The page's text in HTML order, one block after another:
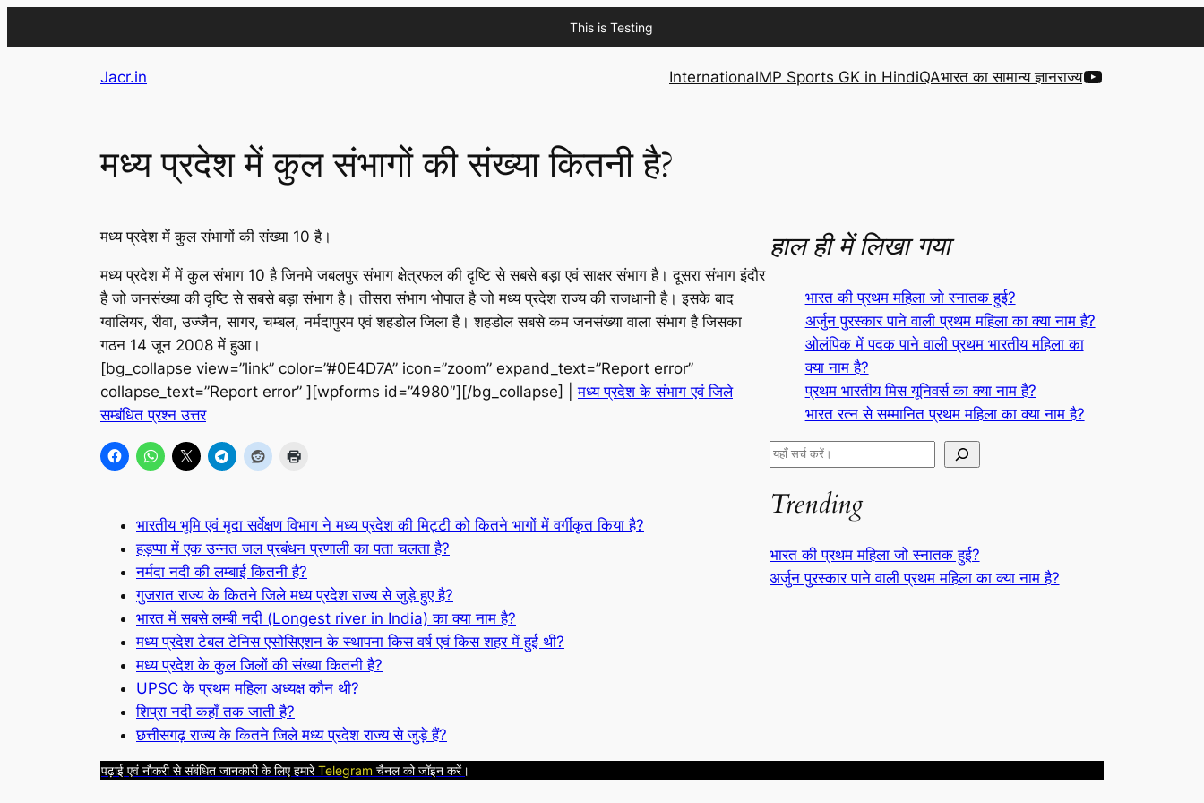
This is Testing
Jacr.in InternationalMP Sports GK in HindiQAभारत का सामान्य ज्ञानराज्यYouTube
मध्य प्रदेश में कुल संभागों की संख्या कितनी है?
मध्य प्रदेश में कुल संभागों की संख्या 10 है।
मध्य प्रदेश में में कुल संभाग 10 है जिनमे जबलपुर संभाग क्षेत्रफल की दृष्टि से सबसे बड़ा एवं साक्षर संभाग है। दूसरा संभाग इंदौर
है जो जनसंख्या की दृष्टि से सबसे बड़ा संभाग है। तीसरा संभाग भोपाल है जो मध्य प्रदेश राज्य की राजधानी है। इसके बाद
ग्वालियर, रीवा, उज्जैन, सागर, चम्बल, नर्मदापुरम एवं शहडोल जिला है। शहडोल सबसे कम जनसंख्या वाला संभाग है जिसका
गठन 14 जून 2008 में हुआ।
[bg_collapse view=”link” color=”#0E4D7A” icon=”zoom” expand_text=”Report error”
collapse_text=”Report error” ][wpforms id=”4980″][/bg_collapse] |मध्य प्रदेश के संभाग एवं जिले
सम्बंधित प्रश्न उत्तर
भारतीय भूमि एवं मृदा सर्वेक्षण विभाग ने मध्य प्रदेश की मिट्टी को कितने भागों में वर्गीकृत किया है?
हड़प्पा में एक उन्नत जल प्रबंधन प्रणाली का पता चलता है?
नर्मदा नदी की लम्बाई कितनी है?
गुजरात राज्य के कितने जिले मध्य प्रदेश राज्य से जुड़े हुए है?
भारत में सबसे लम्बी नदी (Longest river in India) का क्या नाम है?
मध्य प्रदेश टेबल टेनिस एसोसिएशन के स्थापना किस वर्ष एवं किस शहर में हुई थी?
मध्य प्रदेश के कुल जिलों की संख्या कितनी है?
UPSC के प्रथम महिला अध्यक्ष कौन थी?
शिप्रा नदी कहाँ तक जाती है?
छत्तीसगढ़ राज्य के कितने जिले मध्य प्रदेश राज्य से जुड़े हैं?
हाल ही में लिखा गया
भारत की प्रथम महिला जो स्नातक हुई?
अर्जुन पुरस्कार पाने वाली प्रथम महिला का क्या नाम है?
ओलंपिक में पदक पाने वाली प्रथम भारतीय महिला का
क्या नाम है?
प्रथम भारतीय मिस यूनिवर्स का क्या नाम है?
भारत रत्न से सम्मानित प्रथम महिला का क्या नाम है?
S
a
h
Trending
भारत की प्रथम महिला जो स्नातक हुई?
अर्जुन पुरस्कार पाने वाली प्रथम महिला का क्या नाम है?
पढ़ाई एवं नौकरी से संबंधित जानकारी के लिए हमारे Telegram चैनल को जॉइन करें।